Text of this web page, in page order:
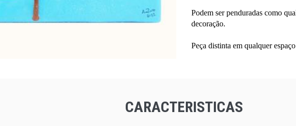
Podem ser penduradas como
decoração.
Peça distinta em qualquer
CARACTERISTICAS